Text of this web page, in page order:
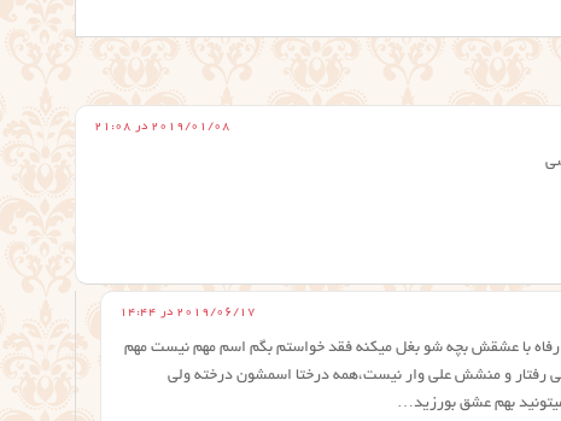
2019/01/08 در 21:08
2019/06/17 در 14:44
با عشقش بچه شو بغل میکنه فقد خواستم بگم اسم مهم نیست مهم
رفتار و منشش علی وار نیست،همه درختا اسمشون درخته ولی
بهم عشق بورزید…